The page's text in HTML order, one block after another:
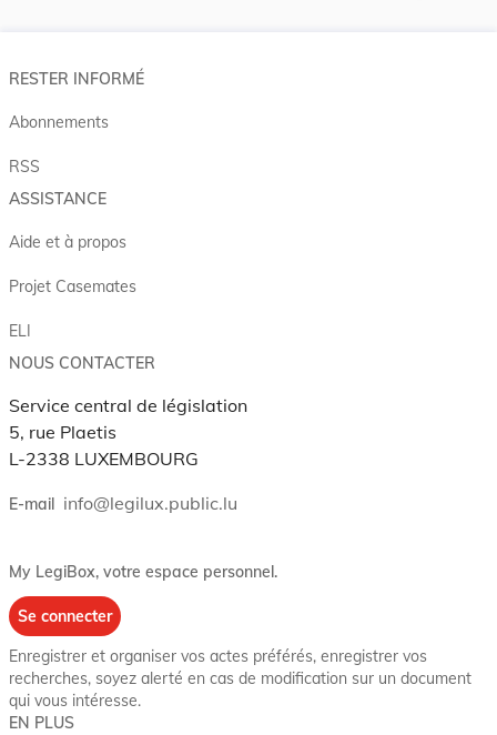
RESTER INFORMÉ
Abonnements
RSS
ASSISTANCE
Aide et à propos
Projet Casemates
ELI
NOUS CONTACTER
Service central de législation
5, rue Plaetis
L-2338 LUXEMBOURG
E-mail info@legilux.public.lu
My LegiBox, votre espace personnel.
Se connecter
Enregistrer et organiser vos actes préférés, enregistrer vos
recherches, soyez alerté en cas de modification sur un document
qui vous intéresse.
EN PLUS